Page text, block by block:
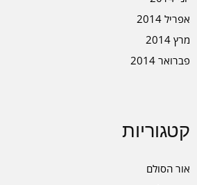
אפריל 2014
מרץ 2014
פברואר 2014
קטגוריות
אור הסולם